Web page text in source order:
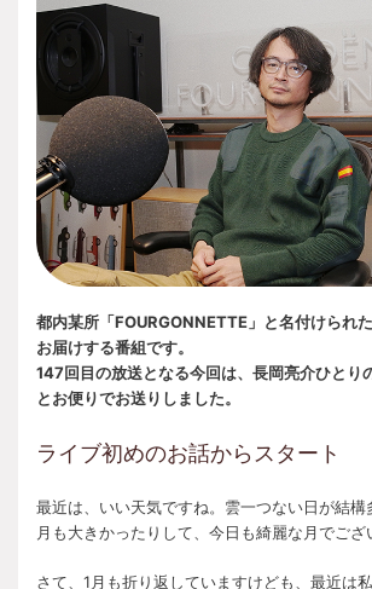
都内某所「FOURGONNETTE」と名付けられた
お届けする番組です。
147回目の放送となる今回は、長岡亮介ひとり
とお便りでお送りしました。
ライブ初めのお話からスタート
最近は、いい天気ですね。雲一つない日が結構
月も大きかったりして、今日も綺麗な月でござ
さて、1月も折り返していますけども、最近は